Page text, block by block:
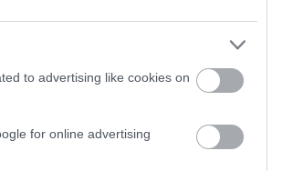
to advertising like cookies on
for online advertising